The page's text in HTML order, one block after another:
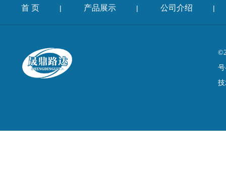
首 页 | 产品展示 | 公司介绍 |
号